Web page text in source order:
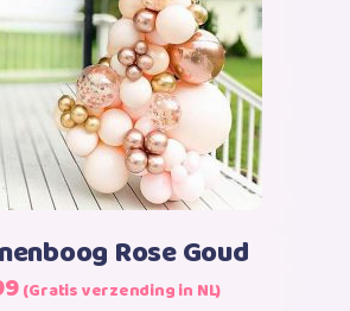
aan winkelwagen
Rose Goud
Huidige
(Gratis verzending in NL)